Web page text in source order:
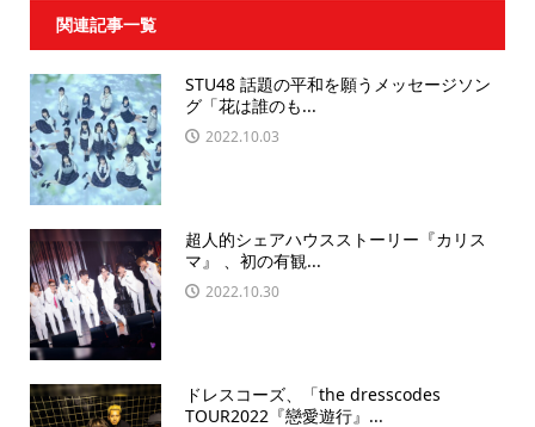
関連記事一覧
STU48 話題の平和を願うメッセージソン
グ「花は誰のも...
2022.10.03
超人的シェアハウスストーリー『カリス
マ』 、初の有観...
2022.10.30
ドレスコーズ、「the dresscodes
TOUR2022『戀愛遊行』...